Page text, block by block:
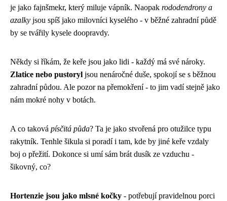
je jako fajnšmekr, který miluje vápník. Naopak rododendrony a
azalky jsou spíš jako milovníci kyselého - v běžné zahradní půdě
by se tvářily kysele doopravdy.
Někdy si říkám, že keře jsou jako lidi - každý má své nároky.
Zlatice nebo pustoryl jsou nenáročné duše, spokojí se s běžnou
zahradní půdou. Ale pozor na přemokření - to jim vadí stejně jako
nám mokré nohy v botách.
A co taková písčitá půda? Ta je jako stvořená pro otužilce typu
rakytník. Tenhle šikula si poradí i tam, kde by jiné keře vzdaly
boj o přežití. Dokonce si umí sám brát dusík ze vzduchu -
šikovný, co?
Hortenzie jsou jako mlsné kočky - potřebují pravidelnou porci